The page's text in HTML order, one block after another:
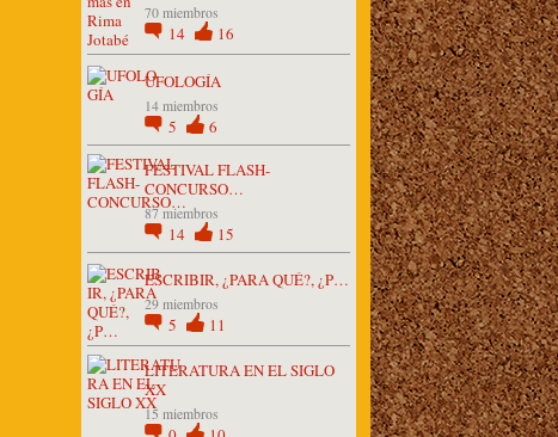
70 miembros
14 16
UFOLOGÍA
14 miembros
5
6
FESTIVAL FLASH-
CONCURSO…
87 miembros
14 15
ESCRIBIR, ¿PARA QUÉ?, ¿P…
29 miembros
5 11
LITERATURA EN EL SIGLO
XX
15 miembros